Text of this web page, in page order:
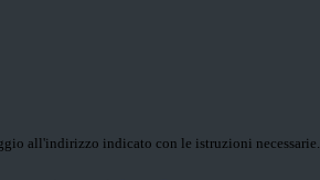
all'indirizzo indicato con le istruzioni necessarie.